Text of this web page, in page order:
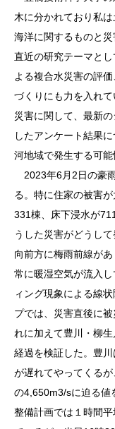
木に分かれており私
海洋に関するものと災
直近の研究テーマと
よる複合水災害の評
づくりにも力を入れ
災害に関して、最新
したアンケート結果
河地域で発生する可能
2023年6月2日の豪
る。特に住家の被害
331棟、床下浸水が
うした災害がどうし
向前方に梅雨前線が
常に暖湿空気が流入
ィング現象による線
プでは、災害直後に
れに加えて豊川・柳
経過を検証した。豊
が遅れてやってくる
の4,650m3/sに迫る値
整備計画では１時間